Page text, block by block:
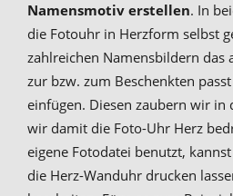
Namensmotiv erstellen. In
die Fotouhr in Herzform selbst
zahlreichen Namensbildern das
zur bzw. zum Beschenkten
einfügen. Diesen zaubern wir in
wir damit die Foto-Uhr Herz
eigene Fotodatei benutzt,
die Herz-Wanduhr drucken